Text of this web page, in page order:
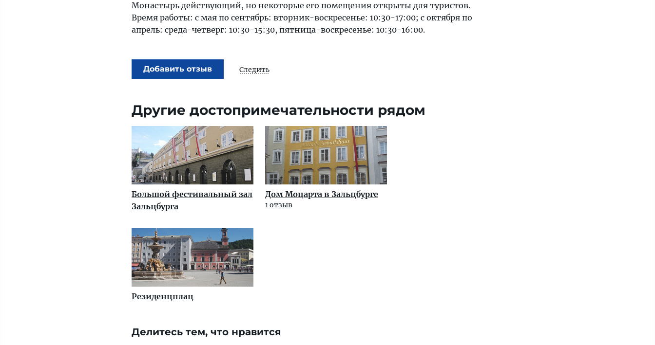
Монастырь действующий, но некоторые его помещения открыты для туристов.
Время работы: с мая по сентябрь: вторник-воскресенье: 10:30-17:00; с октября по
апрель: среда-четверг: 10:30-15:30, пятница-воскресенье: 10:30-16:00.
Добавить отзыв Следить
Другие достопримечательности рядом
Большой фестивальный зал
Зальцбурга
Дом Моцарта в Зальцбурге
1 отзыв
Резиденцплац
Делитесь тем, что нравится